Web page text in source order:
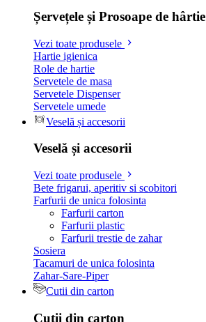
Șervețele și Prosoape de hârtie
Vezi toate produsele
Hartie igienica
Role de hartie
Servetele de masa
Servetele Dispenser
Servetele umede
Veselă și accesorii
Veselă și accesorii
Vezi toate produsele
Bete frigarui, aperitiv si scobitori
Farfurii de unica folosinta
Farfurii carton
Farfurii plastic
Farfurii trestie de zahar
Sosiera
Tacamuri de unica folosinta
Zahar-Sare-Piper
Cutii din carton
Cutii din carton